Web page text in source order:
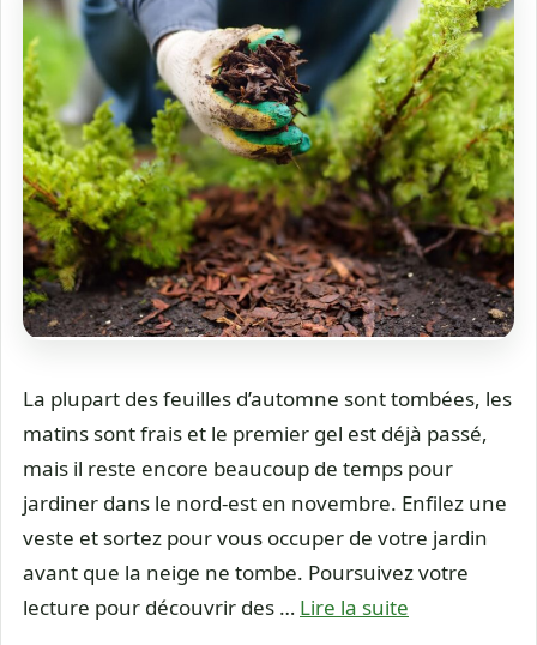
La plupart des feuilles d’automne sont tombées, les
matins sont frais et le premier gel est déjà passé,
mais il reste encore beaucoup de temps pour
jardiner dans le nord-est en novembre. Enfilez une
veste et sortez pour vous occuper de votre jardin
avant que la neige ne tombe. Poursuivez votre
lecture pour découvrir des … Lire la suite